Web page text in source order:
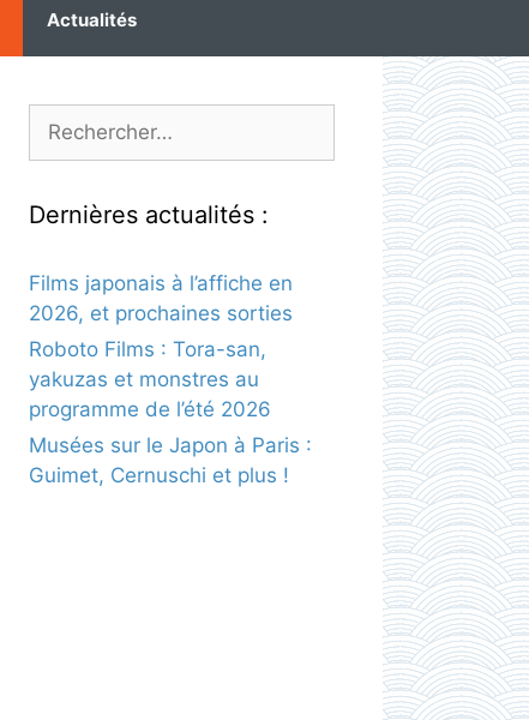
Actualités
Rechercher :
Dernières actualités :
Films japonais à l’affiche en
2026, et prochaines sorties
Roboto Films : Tora-san,
yakuzas et monstres au
programme de l’été 2026
Musées sur le Japon à Paris :
Guimet, Cernuschi et plus !